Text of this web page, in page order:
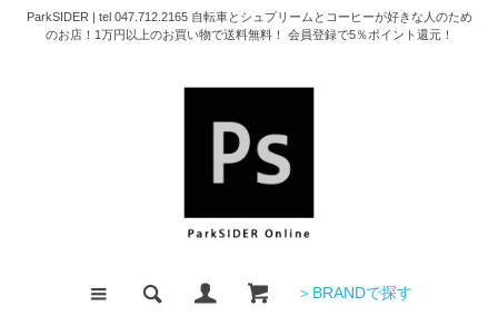
ParkSIDER | tel 047.712.2165 自転車とシュプリームとコーヒーが好きな人のため
のお店！1万円以上のお買い物で送料無料！ 会員登録で5％ポイント還元！
＞BRANDで探す